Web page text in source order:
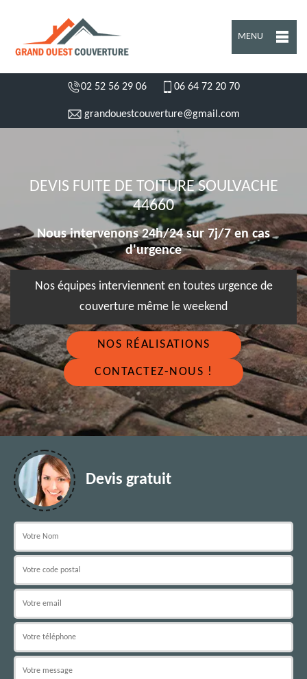
MENU
02 52 56 29 06 06 64 72 20 70
grandouestcouverture@gmail.com
DEVIS FUITE DE TOITURE SOULVACHE
44660
Nous intervenons 24h/24 sur 7j/7 en cas
d'urgence
Nos équipes interviennent en toutes urgence de
couverture même le weekend
NOS RÉALISATIONS
CONTACTEZ-NOUS !
Devis gratuit